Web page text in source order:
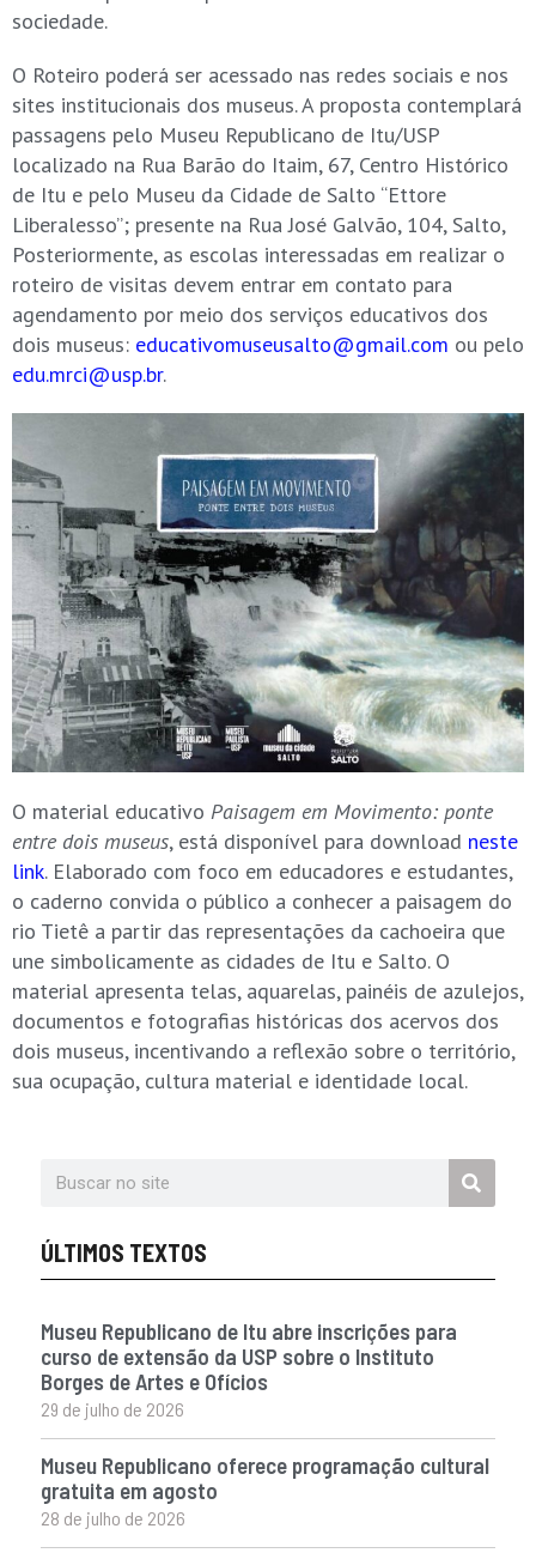
sociedade.
O Roteiro poderá ser acessado nas redes sociais e nos
sites institucionais dos museus. A proposta contemplará
passagens pelo Museu Republicano de Itu/USP
localizado na Rua Barão do Itaim, 67, Centro Histórico
de Itu e pelo Museu da Cidade de Salto “Ettore
Liberalesso”; presente na Rua José Galvão, 104, Salto,
Posteriormente, as escolas interessadas em realizar o
roteiro de visitas devem entrar em contato para
agendamento por meio dos serviços educativos dos
dois museus: educativomuseusalto@gmail.com ou pelo
edu.mrci@usp.br.
O material educativo Paisagem em Movimento: ponte
entre dois museus, está disponível para download neste
link. Elaborado com foco em educadores e estudantes,
o caderno convida o público a conhecer a paisagem do
rio Tietê a partir das representações da cachoeira que
une simbolicamente as cidades de Itu e Salto. O
material apresenta telas, aquarelas, painéis de azulejos,
documentos e fotografias históricas dos acervos dos
dois museus, incentivando a reflexão sobre o território,
sua ocupação, cultura material e identidade local.
ÚLTIMOS TEXTOS
Museu Republicano de Itu abre inscrições para
curso de extensão da USP sobre o Instituto
Borges de Artes e Ofícios
29 de julho de 2026
Museu Republicano oferece programação cultural
gratuita em agosto
28 de julho de 2026